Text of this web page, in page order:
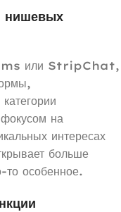
нишевых
или StripChat,
на
интересах
больше
то особенное.